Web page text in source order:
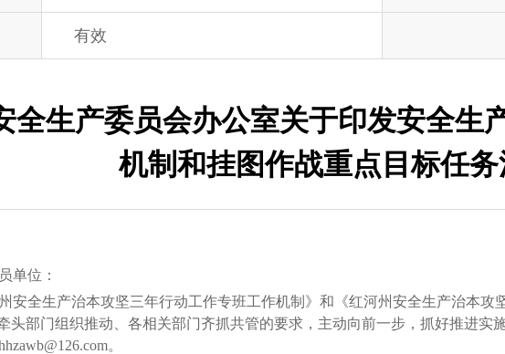
有效
全生产委员会办公室关于印发安全生
机制和挂图作战重点目标任
单位：
全生产治本攻坚三年行动工作专班工作机制》和《红河州安全生产治本攻
头部门组织推动、各相关部门齐抓共管的要求，主动向前一步，抓好推进实
。